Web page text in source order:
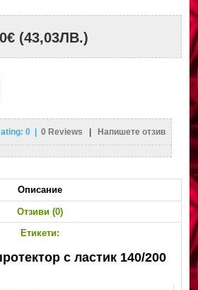
(43,03ЛВ.)
0 0 Reviews Напишете отзив
Описание
Отзиви (0)
Етикети:
с ластик 140/200